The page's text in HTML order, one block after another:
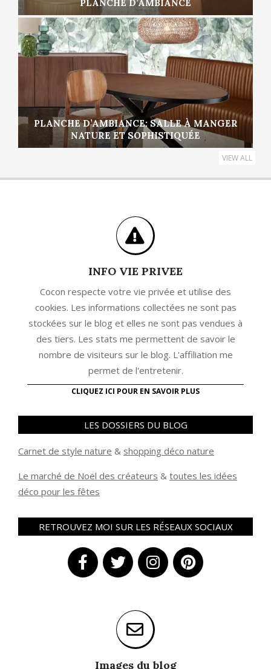
PLANCHE D’AMBIANCE
PLANCHE D’AMBIANCE: SALLE À MANGER
NATURE ET SOPHISTIQUÉE
VIEW ALL
INFO VIE PRIVEE
Cocon respecte votre vie privée et utilise des
cookies. Les informations collectées ne sont pas
stockées sur le blog et elles ne sont pas vendues à
des tiers. Les stats me permettent de savoir le
nombre de visiteurs sur le blog. L'affiliation me
permet de l'entretenir.
CLIQUEZ ICI POUR EN SAVOIR PLUS
LES DOSSIERS DU BLOG
Carnet de style nature & shopping déco nature
Le marché de Noël des créateurs & toutes les idées
déco pour les fêtes
RETROUVEZ MOI SUR LES RÉSEAUX SOCIAUX
Images du blog